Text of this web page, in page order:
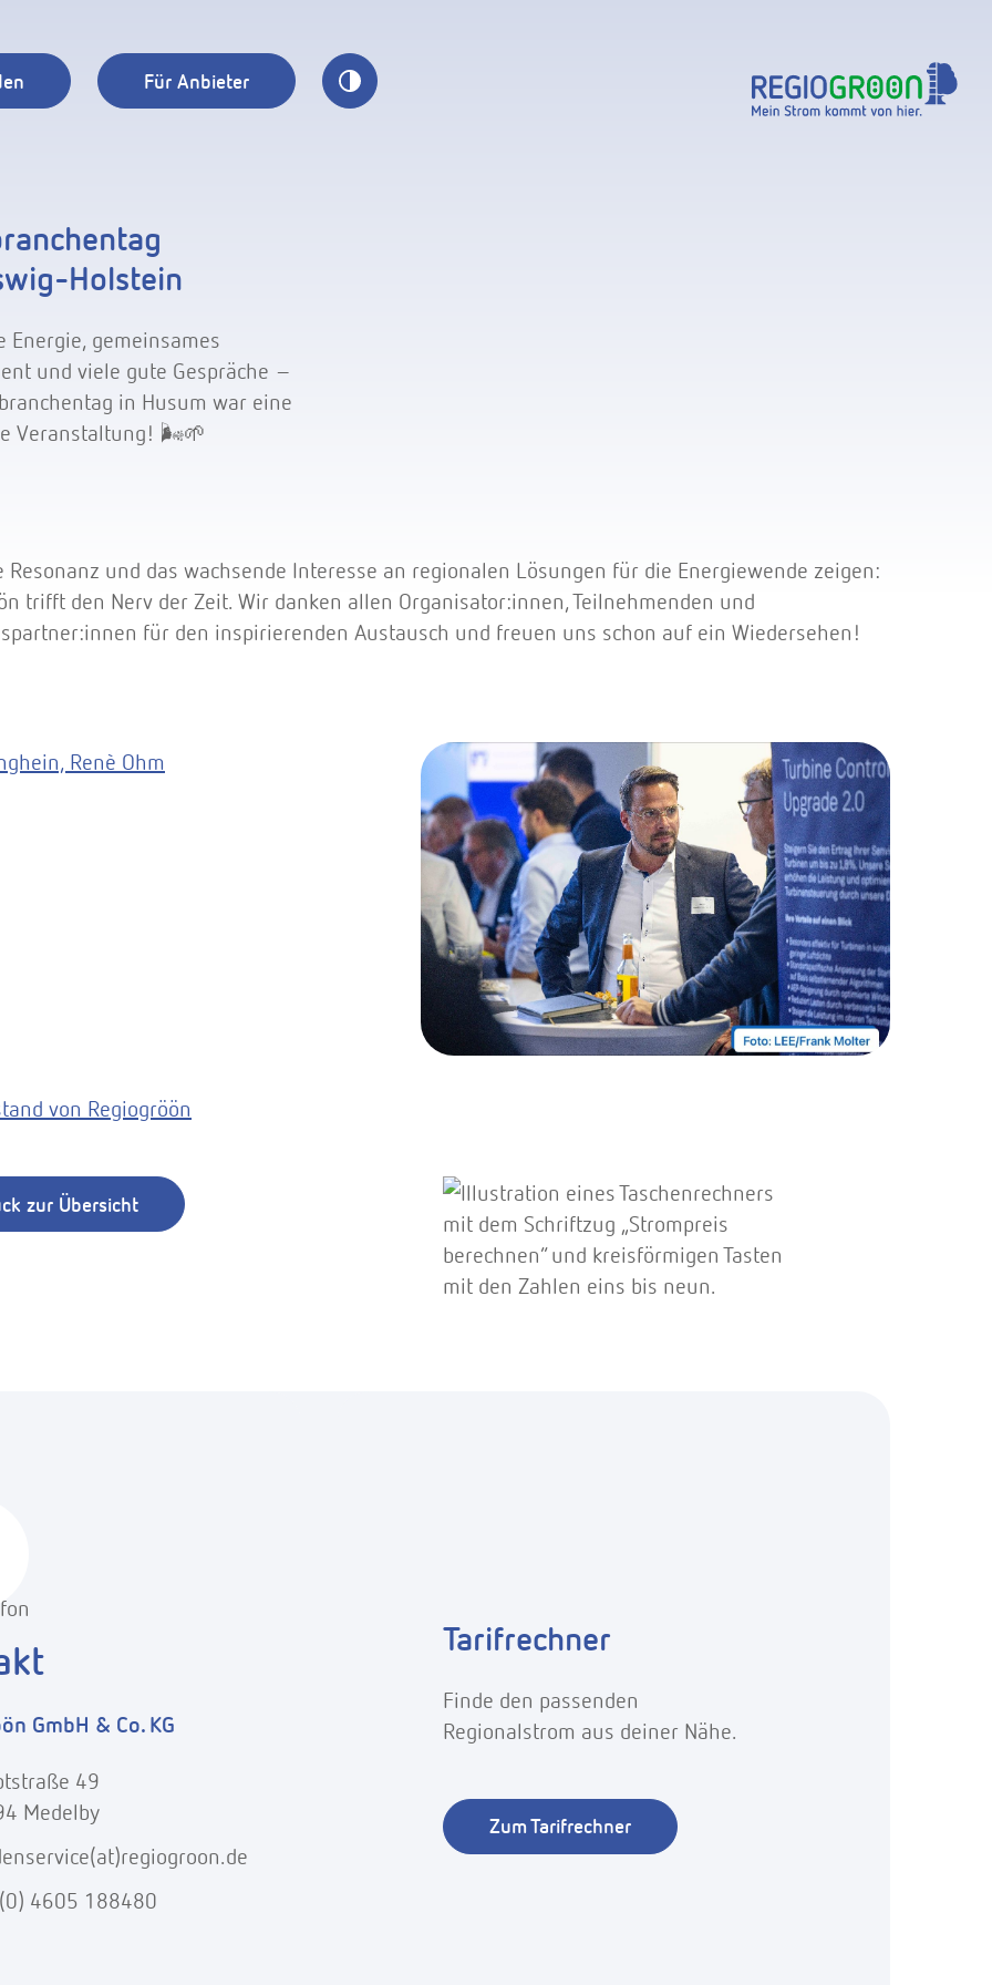
Für Anbieter
Holstein
Energie, gemeinsames
und viele gute Gespräche –
in Husum war eine
Veranstaltung! 🌬️🌱
Resonanz und das wachsende Interesse an regionalen Lösungen für die Energiewende zeigen:
trifft den Nerv der Zeit. Wir danken allen Organisator:innen, Teilnehmenden und
für den inspirierenden Austausch und freuen uns schon auf ein Wiedersehen!
zur Übersicht
GmbH & Co. KG
49
Medelby
4605 188480
Tarifrechner
Finde den passenden
Regionalstrom aus deiner Nähe.
Zum Tarifrechner